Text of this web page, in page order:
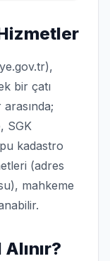
bir çatı
SGK
kadastro
(adres
mahkeme